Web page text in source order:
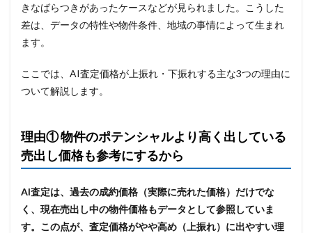
きなばらつきがあったケースなどが見られました。こうした
差は、データの特性や物件条件、地域の事情によって生まれ
ます。
ここでは、AI査定価格が上振れ・下振れする主な3つの理由に
ついて解説します。
理由① 物件のポテンシャルより高く出している
売出し価格も参考にするから
AI査定は、過去の成約価格（実際に売れた価格）だけでな
く、現在売出し中の物件価格もデータとして参照していま
す。この点が、査定価格がやや高め（上振れ）に出やすい理